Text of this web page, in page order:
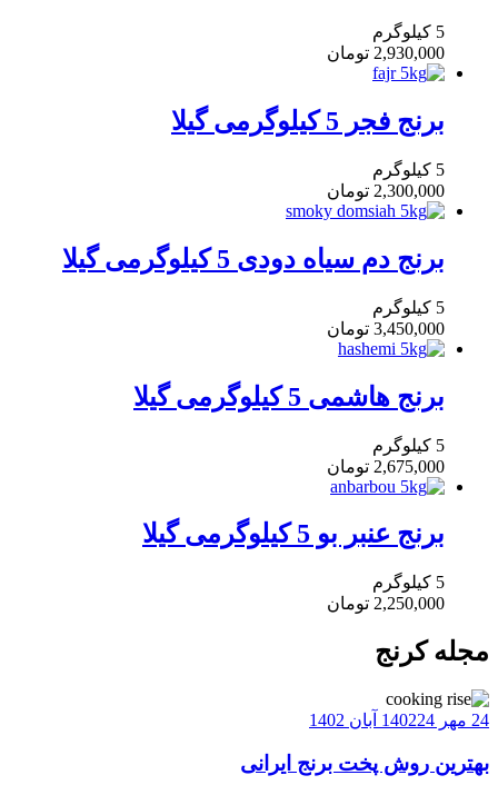
5 کیلوگرم
2,930,000 تومان
برنج فجر 5 کیلوگرمی گیلا
5 کیلوگرم
2,300,000 تومان
برنج دم سیاه دودی 5 کیلوگرمی گیلا
5 کیلوگرم
3,450,000 تومان
برنج هاشمی 5 کیلوگرمی گیلا
5 کیلوگرم
2,675,000 تومان
برنج عنبر بو 5 کیلوگرمی گیلا
5 کیلوگرم
2,250,000 تومان
مجله کرنج
24 مهر 1402 24 آبان 1402
بهترین روش پخت برنج ایرانی